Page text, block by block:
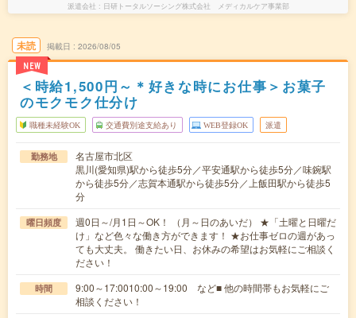
派遣会社 日研トータルソーシング株式会社 メディカルケア事業部
未読
NEW
掲載日 2026/08/05
＜時給1,500円～＊好きな時にお仕事＞お菓子
のモクモク仕分け
職種未経験OK 交通費別途支給あり WEB登録OK 派遣
勤務地
名古屋市北区
黒川(愛知県)駅から徒歩5分／平安通駅から徒歩5分／味鋺駅
から徒歩5分／志賀本通駅から徒歩5分／上飯田駅から徒歩5
分
曜日頻度
週0日～/月1日～OK！ （月～日のあいだ） ★「土曜と日曜だ
け」など色々な働き方ができます！ ★お仕事ゼロの週があっ
ても大丈夫。 働きたい日、お休みの希望はお気軽にご相談く
ださい！
時間
9:00～17:0010:00～19:00 など■ 他の時間帯もお気軽にご
相談ください！